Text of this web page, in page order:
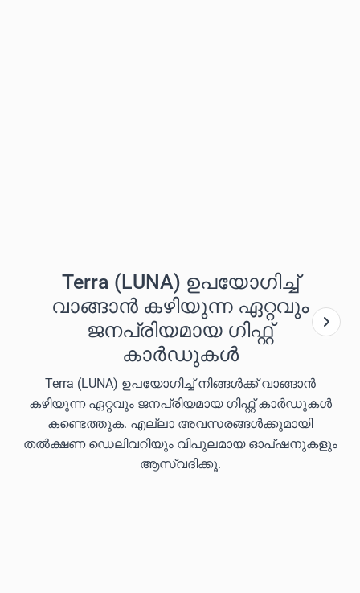
Terra (LUNA) ഉപയോഗിച്ച്
വാങ്ങാൻ കഴിയുന്ന ഏറ്റവും
ജനപ്രിയമായ ഗിഫ്റ്റ്
കാർഡുകൾ
Terra (LUNA) ഉപയോഗിച്ച് നിങ്ങൾക്ക് വാങ്ങാൻ
കഴിയുന്ന ഏറ്റവും ജനപ്രിയമായ ഗിഫ്റ്റ് കാർഡുകൾ
കണ്ടെത്തുക. എല്ലാ അവസരങ്ങൾക്കുമായി
തൽക്ഷണ ഡെലിവറിയും വിപുലമായ ഓപ്ഷനുകളും
ആസ്വദിക്കൂ.